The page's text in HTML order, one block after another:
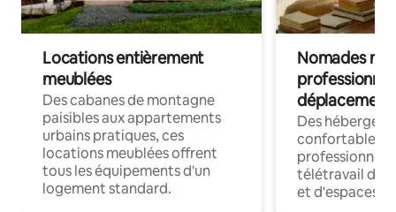
Locations entièrement
meublées
Des cabanes de montagne
paisibles aux appartements
urbains pratiques, ces
locations meublées offrent
tous les équipements d'un
logement standard.
Nomades
déplacement
Des
confortables
professionnels
télétravail
et d'espaces